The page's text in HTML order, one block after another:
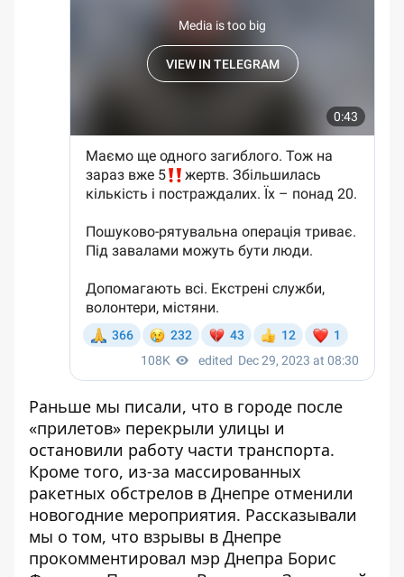
Раньше мы писали, что в городе после
«прилетов» перекрыли улицы и
остановили работу части транспорта.
Кроме того, из-за массированных
ракетных обстрелов в Днепре отменили
новогодние мероприятия. Рассказывали
мы о том, что взрывы в Днепре
прокомментировал мэр Днепра Борис